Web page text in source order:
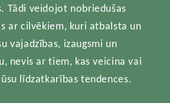
Tādi veidojot nobriedušas
ar cilvēkiem, kuri atbalsta un
vajadzības, izaugsmi un
nevis ar tiem, kas veicina vai
līdzatkarības tendences.